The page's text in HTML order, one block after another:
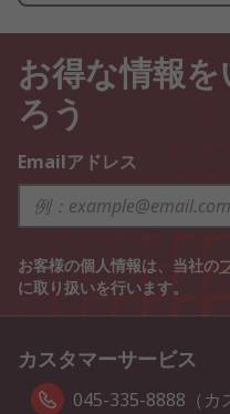
お得な情報
ろう
Emailアドレス
お客様の個人情報は、当社の
に取り扱いを行います。
カスタマーサービス
045-335-8888（カ